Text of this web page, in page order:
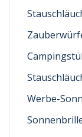
Werbe-